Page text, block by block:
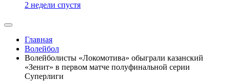
2 недели спустя
Главная
Волейбол
Волейболисты «Локомотива» обыграли казанский
«Зенит» в первом матче полуфинальной серии
Суперлиги